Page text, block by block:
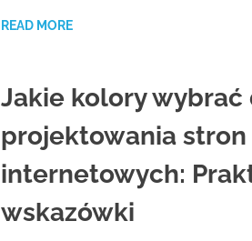
READ MORE
Jakie kolory wybrać
projektowania stron
internetowych:
wskazówki